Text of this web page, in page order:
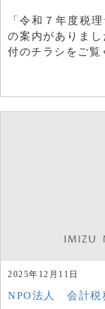
「令和７年度税
の案内がありま
付のチラシをご覧
2025年12月11日
NPO法人 会計税